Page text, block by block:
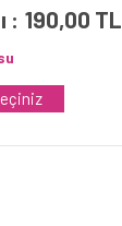
: 190,00 TL